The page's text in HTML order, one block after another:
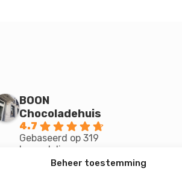
Beheer toestemming
BOON
Chocoladehuis
4.7
Gebaseerd op 319
beoordelingen
powered byG oogle